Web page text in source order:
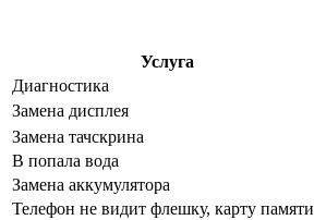
Услуга
Диагностика
Замена дисплея
Замена тачскрина
В попала вода
Замена аккумулятора
Телефон не видит флешку, карту памяти